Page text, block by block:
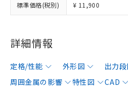
標準価格(税別) ¥ 11,900
詳細情報
定格/性能 外形図 出力
周囲金属の影響
特性図 CAD